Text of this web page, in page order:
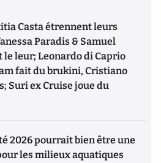
Casta étrennent leurs
Paradis & Samuel
leur; Leonardo di Caprio
fait du brukini, Cristiano
Suri ex Cruise joue du
2026 pourrait bien être une
les milieux aquatiques